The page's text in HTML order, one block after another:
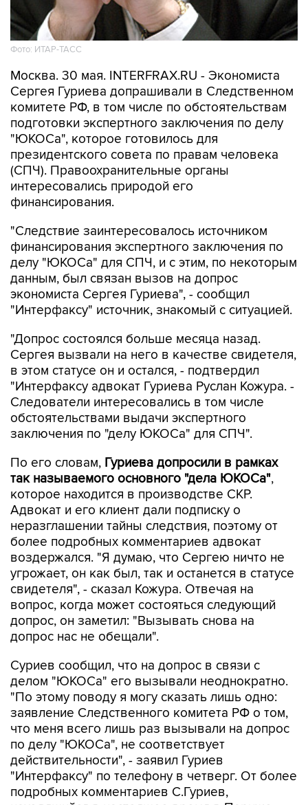
Фото: ИТАР-ТАСС
Москва. 30 мая. INTERFRAX.RU - Экономиста
Сергея Гуриева допрашивали в Следственном
комитете РФ, в том числе по обстоятельствам
подготовки экспертного заключения по делу
"ЮКОСа", которое готовилось для
президентского совета по правам человека
(СПЧ). Правоохранительные органы
интересовались природой его
финансирования.
"Следствие заинтересовалось источником
финансирования экспертного заключения по
делу "ЮКОСа" для СПЧ, и с этим, по некоторым
данным, был связан вызов на допрос
экономиста Сергея Гуриева", - сообщил
"Интерфаксу" источник, знакомый с ситуацией.
"Допрос состоялся больше месяца назад.
Сергея вызвали на него в качестве свидетеля,
в этом статусе он и остался, - подтвердил
"Интерфаксу адвокат Гуриева Руслан Кожура. -
Следователи интересовались в том числе
обстоятельствами выдачи экспертного
заключения по "делу ЮКОСа" для СПЧ".
По его словам, Гуриева допросили в рамках
так называемого основного "дела ЮКОСа",
которое находится в производстве СКР.
Адвокат и его клиент дали подписку о
неразглашении тайны следствия, поэтому от
более подробных комментариев адвокат
воздержался. "Я думаю, что Сергею ничто не
угрожает, он как был, так и останется в статусе
свидетеля", - сказал Кожура. Отвечая на
вопрос, когда может состояться следующий
допрос, он заметил: "Вызывать снова на
допрос нас не обещали".
Суриев сообщил, что на допрос в связи с
делом "ЮКОСа" его вызывали неоднократно.
"По этому поводу я могу сказать лишь одно:
заявление Следственного комитета РФ о том,
что меня всего лишь раз вызывали на допрос
по делу "ЮКОСа", не соответствует
действительности", - заявил Гуриев
"Интерфаксу" по телефону в четверг. От более
подробных комментариев С.Гуриев,